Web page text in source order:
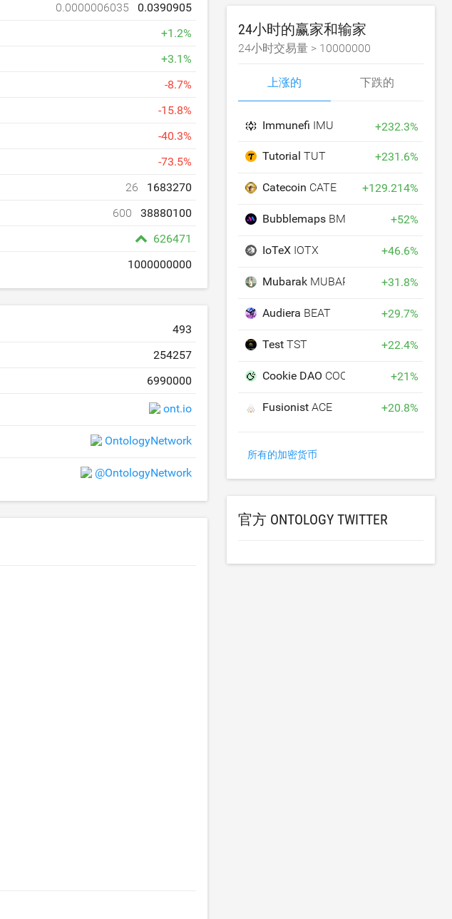
0.0000006035
0.0390905
+1.2%
+3.1%
-8.7%
-15.8%
-40.3%
-73.5%
26
1683270
600
38880100
626471
1000000000
493
254257
6990000
ont.io
OntologyNetwork
@OntologyNetwork
24小时的赢家和输家
24小时交易量 > 10000000
上涨的 下跌的
Immunefi IMU +232.3%
TutorialTUT +231.6%
Catecoin CATE +129.214%
Bubblemaps BMT +52%
IoTeX IOTX +46.6%
Mubarak MUBARAK +31.8%
Audiera BEAT +29.7%
TestTST +22.4%
Cookie DAO COOKIE +21%
FusionistACE +20.8%
所有的加密货币
官方 ONTOLOGY TWITTER